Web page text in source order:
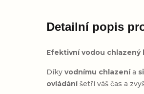
Detailní popis
Efektivní vodou chlazený
Díkyvodnímu chlazenía
ovládáníšetří váš čas a